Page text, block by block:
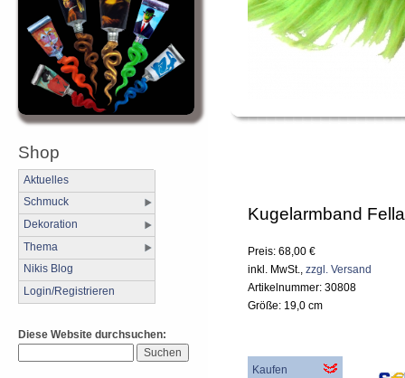
Shop
Aktuelles
Schmuck
Dekoration
Thema
Nikis Blog
Login/Registrieren
Diese Website durchsuchen:
Kugelarmband
Preis: 68,00 €
inkl. MwSt., zzgl. Versand
Artikelnummer: 30808
Größe: 19,0 cm
Kaufen